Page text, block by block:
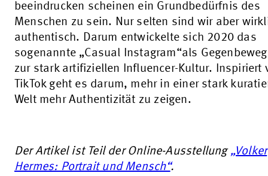
beeindrucken scheinen ein Grundbedürfnis des
Menschen zu sein. Nur selten sind wir aber
authentisch. Darum entwickelte sich 2020 das
sogenannte „Casual Instagram“als
zur stark artifiziellen Influencer-Kultur. Inspiriert
TikTok geht es darum, mehr in einer stark
Welt mehr Authentizität zu zeigen.
Der Artikel ist Teil der Online-Ausstellung „Volker
Hermes: Portrait und Mensch“.